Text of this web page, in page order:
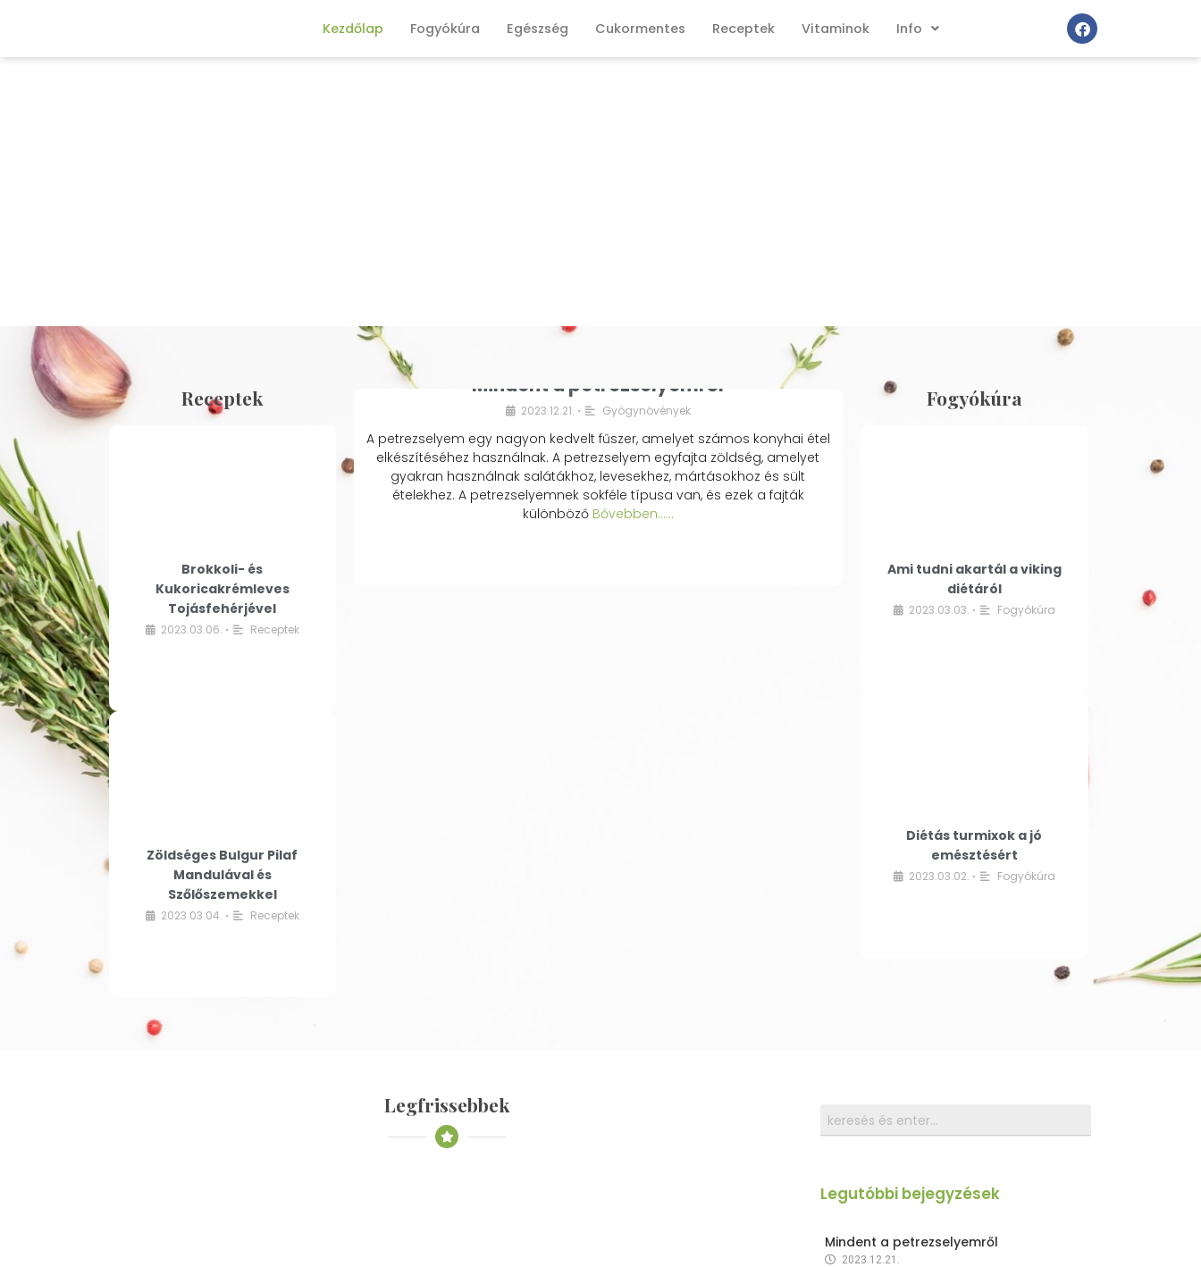
Kezdőlap Fogyókúra Egészség Cukormentes Receptek Vitaminok Info
Receptek
Brokkoli- és
Kukoricakrémleves
Tojásfehérjével
2023.03.06. • Receptek
Zöldséges Bulgur Pilaf
Mandulával és
Szőlőszemekkel
2023.03.04. • Receptek
Mindent a petrezselyemről
2023.12.21. • Gyógynövények
A petrezselyem egy nagyon kedvelt fűszer, amelyet számos konyhai étel
elkészítéséhez használnak. A petrezselyem egyfajta zöldség, amelyet
gyakran használnak salátákhoz, levesekhez, mártásokhoz és sült
ételekhez. A petrezselyemnek sokféle típusa van, és ezek a fajták
különbözőBővebben...…
Fogyókúra
Ami tudni akartál a viking
diétáról
2023.03.03. • Fogyókúra
Diétás turmixok a jó
emésztésért
2023.03.02. • Fogyókúra
Legfrissebbek
Legutóbbi bejegyzések
Mindent a petrezselyemről
2023.12.21.